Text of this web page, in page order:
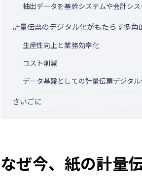
抽出データを基幹システムや会計シ
計量伝票のデジタル化がもたらす多角
生産性向上と業務効率化
コスト削減
データ基盤としての計量伝票デジタ
さいごに
なぜ今、紙の計量